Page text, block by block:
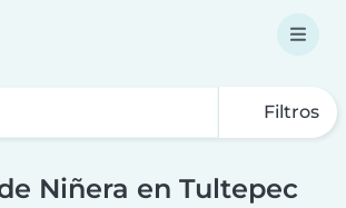
Filtros
Niñera en Tultepec